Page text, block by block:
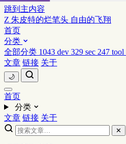
跳到主内容
Z 朱皮特的烂笔头 自由的飞翔
首页
分类
全部分类 1043 dev 329 sec 247 tool
文章 链接 关于
🌙
首页
分类
文章 链接 关于
✕